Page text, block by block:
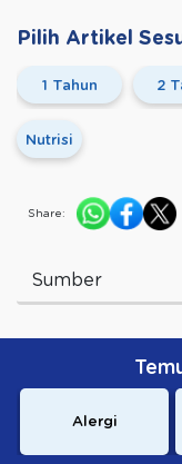
Pilih Artikel
1 Tahun 2
Nutrisi
Share:
Sumber
Alergi